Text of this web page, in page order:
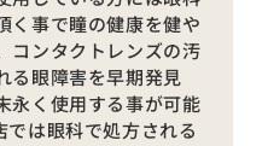
く事で瞳の健康を健や
コンタクトレンズの汚
る眼障害を早期発見
永く使用する事が可能
では眼科で処方される